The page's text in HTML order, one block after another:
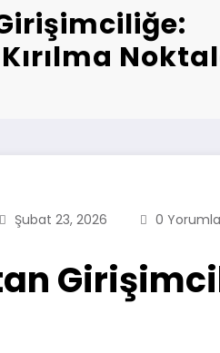
Şubat 23, 2026 0